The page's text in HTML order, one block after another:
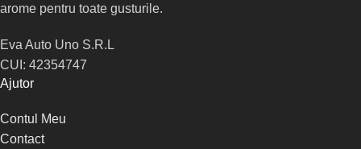
arome pentru toate gusturile.
Eva Auto Uno S.R.L
CUI: 42354747
Ajutor
Contul Meu
Contact